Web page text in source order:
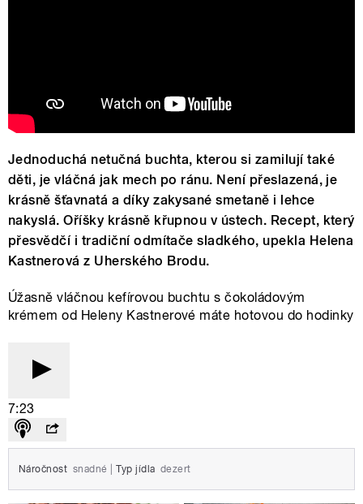
Jednoduchá netučná buchta, kterou si zamilují také
děti, je vláčná jak mech po ránu. Není přeslazená, je
krásně šťavnatá a díky zakysané smetaně i lehce
nakyslá. Oříšky krásně křupnou v ústech. Recept, který
přesvědčí i tradiční odmítače sladkého, upekla Helena
Kastnerová z Uherského Brodu.
Úžasně vláčnou kefírovou buchtu s čokoládovým
krémem od Heleny Kastnerové máte hotovou do hodinky
7:23
Náročnost snadné Typ jídla dezert